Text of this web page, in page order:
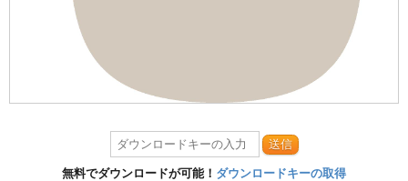
送信
無料でダウンロードが可能！ ダウンロードキーの取得